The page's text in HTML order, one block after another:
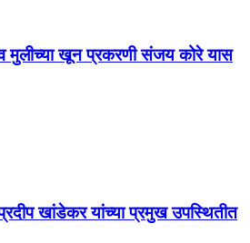
व मुलीच्या खून प्रकरणी संजय कोरे यास
खांडेकर यांच्या प्रमुख उपस्थितीत